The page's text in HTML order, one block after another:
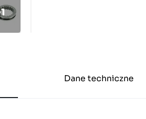
Dane techniczne